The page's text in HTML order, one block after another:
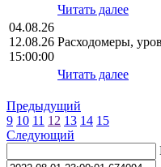
Читать далее
04.08.26
12.08.26
15:00:00
Расходомеры,
Читать далее
Предыдущий
9 10 11 12 13 14 15
Следующий